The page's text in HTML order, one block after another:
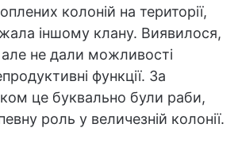
колоній на території,
іншому клану. Виявилося,
не дали можливості
функції. За
це буквально були раби,
роль у величезній колонії.